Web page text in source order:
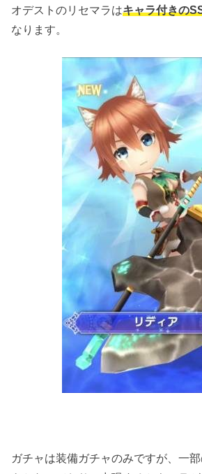
オデストのリセマラはキャラ付きの
なります。
ガチャは装備ガチャのみですが、一